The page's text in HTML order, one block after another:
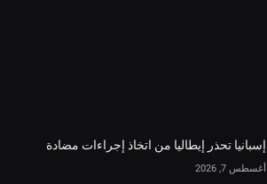
إسبانيا تحذر إيطاليا من اتخاذ إجراءات مضادة
أغسطس 7, 2026